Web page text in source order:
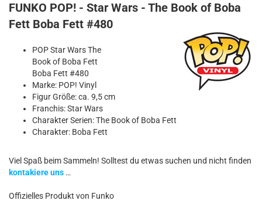
FUNKO POP! - Star Wars - The Book of Boba
Fett Boba Fett #480
POP Star Wars The
Book of Boba Fett
Boba Fett #480
Marke: POP! Vinyl
Figur Größe: ca. 9,5 cm
Franchis: Star Wars
Charakter Serien: The Book of Boba Fett
Charakter: Boba Fett
Viel Spaß beim Sammeln! Solltest du etwas suchen und nicht finden
kontakiere uns …
Offizielles Produkt von Funko